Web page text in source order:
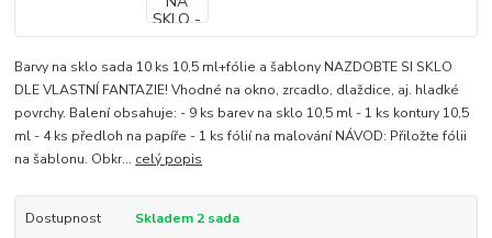
Barvy na sklo sada 10 ks 10,5 ml+fólie a šablony NAZDOBTE SI SKLO
DLE VLASTNÍ FANTAZIE! Vhodné na okno, zrcadlo, dlaždice, aj. hladké
povrchy. Balení obsahuje: - 9 ks barev na sklo 10,5 ml - 1 ks kontury 10,5
ml - 4 ks předloh na papíře - 1 ks fólií na malování NÁVOD: Přiložte fólii
na šablonu. Obkr... celý popis
Dostupnost Skladem 2 sada